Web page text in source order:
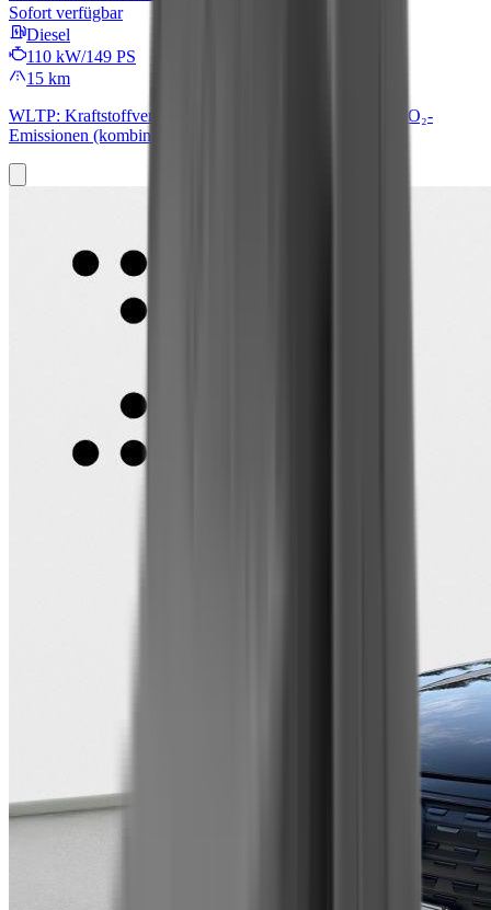
Sofort verfügbar
Diesel
110 kW/149 PS
15 km
WLTP: Kraftstoffverbrauch (kombiniert): 5,4 l/100 km; CO₂-
Emissionen (kombiniert): 140 g/km; CO₂-Klasse: E.